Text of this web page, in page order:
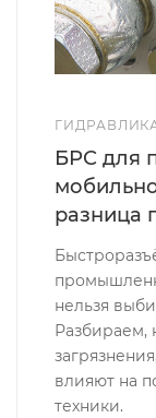
БРС для
разница
нельзя
Разбираем,
влияют на
техники.